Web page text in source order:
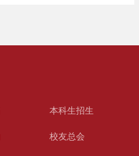
本科生招生
校友总会